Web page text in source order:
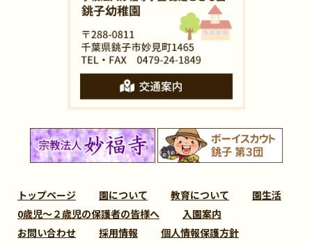
トップページ 園について 教育について
園生活
0歳児～２歳児の保護者の皆様へ
入園案内
お問い合わせ
採用情報 個人情報保護方針